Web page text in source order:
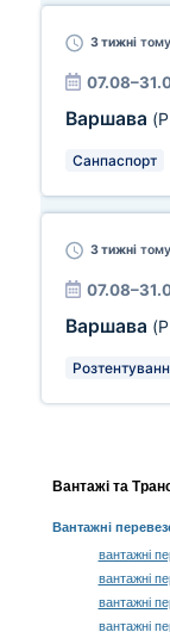
3 тижні
Варшава
Санпаспорт
3 тижні
Варшава
Вантажі та
Вантажні
вантажні
вантажні
вантажні
вантажні